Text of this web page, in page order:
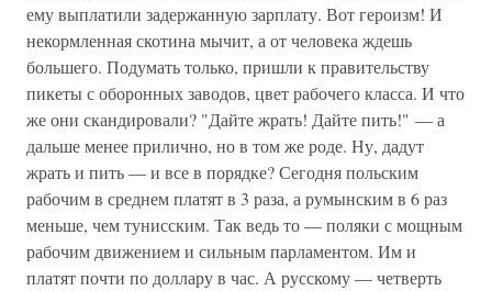
ему выплатили задержанную зарплату. Вот героизм! И
некормленная скотина мычит, а от человека ждешь
большего. Подумать только, пришли к правительству
пикеты с оборонных заводов, цвет рабочего класса. И что
же они скандировали? "Дайте жрать! Дайте пить!" — а
дальше менее прилично, но в том же роде. Ну, дадут
жрать и пить — и все в порядке? Сегодня польским
рабочим в среднем платят в 3 раза, а румынским в 6 раз
меньше, чем тунисским. Так ведь то — поляки с мощным
рабочим движением и сильным парламентом. Им и
платят почти по доллару в час. А русскому — четверть